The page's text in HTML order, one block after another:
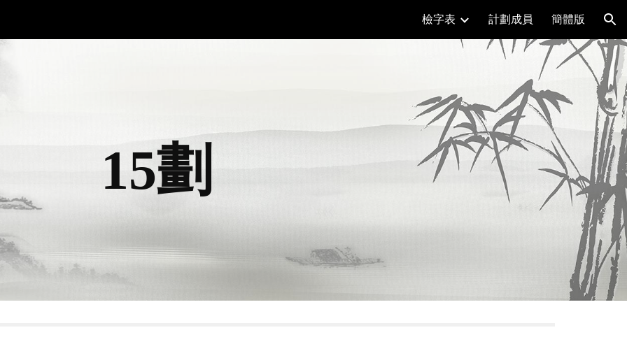
檢字表 計劃成員 簡體版
15劃